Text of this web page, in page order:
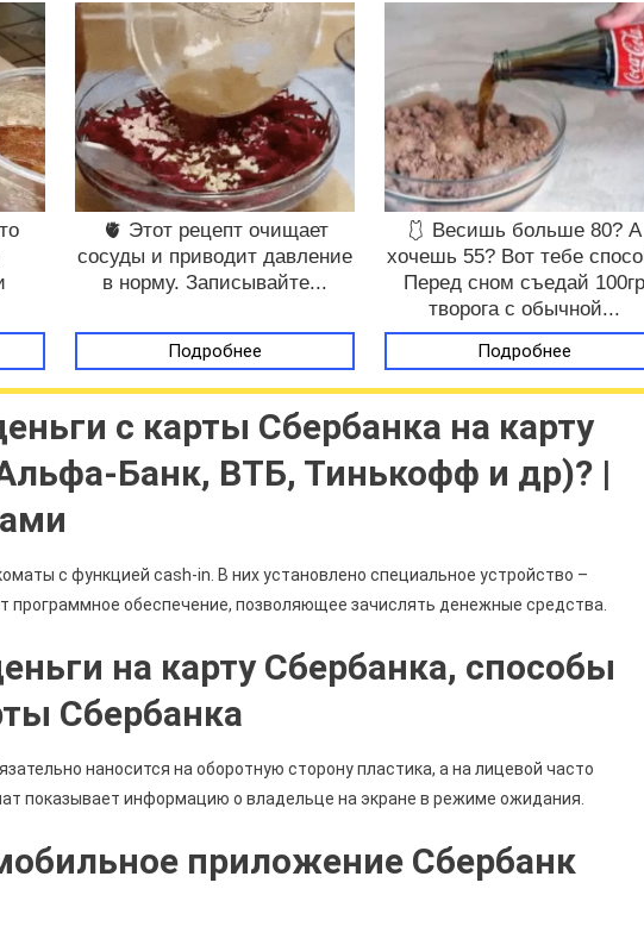
🫀 Этот рецепт очищает
сосуды и приводит давление
в норму. Записывайте...
Подробнее
🩱 Весишь больше 80? А
хочешь 55? Вот тебе
Перед сном съедай 100гр
творога с обычной...
Подробнее
с карты Сбербанка на карту
Банк, ВТБ, Тинькофф и др)? |
с функцией cash-in. В них установлено специальное устройство –
программное обеспечение, позволяющее зачислять денежные средства.
на карту Сбербанка, способы
Сбербанка
наносится на оборотную сторону пластика, а на лицевой часто
показывает информацию о владельце на экране в режиме ожидания.
приложение Сбербанк